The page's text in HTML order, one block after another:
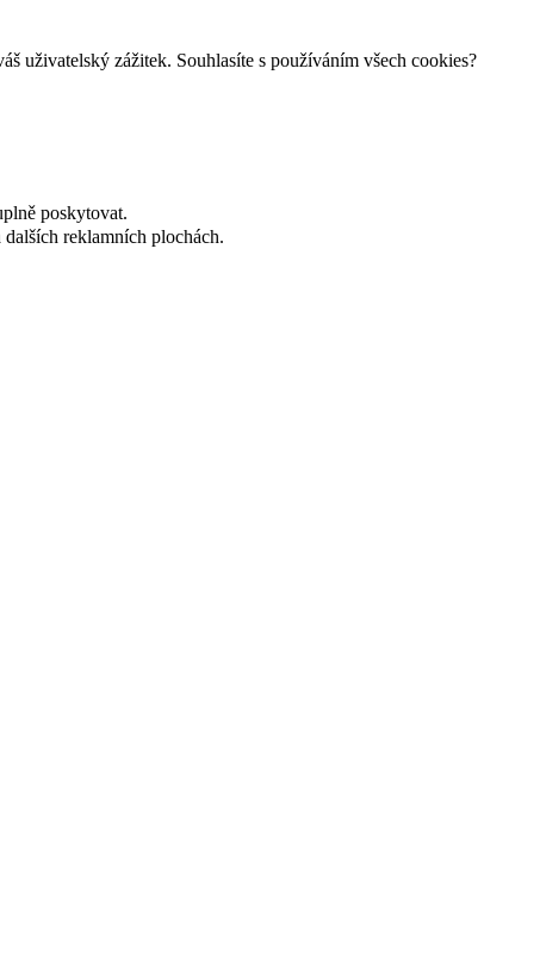
uživatelský zážitek. Souhlasíte s používáním všech cookies?
poskytovat.
reklamních plochách.